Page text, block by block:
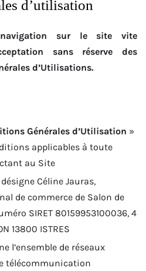
d’utilisation
sur le site vite
sans réserve des
d’Utilisations.
Générales d’Utilisation »
applicables à toute
au Site
Céline Jauras,
de commerce de Salon de
SIRET 80159953100036, 4
13800 ISTRES
l’ensemble de réseaux
télécommunication